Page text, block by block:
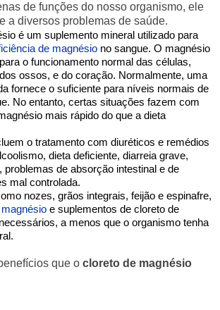
de funções do nosso organismo, ele
a diversos problemas de saúde.
é um suplemento mineral utilizado para
de magnésio no sangue. O magnésio
o funcionamento normal das células,
ossos, e do coração. Normalmente, uma
fornece o suficiente para níveis normais de
No entanto, certas situações fazem com
mais rápido do que a dieta
o tratamento com diuréticos e remédios
dieta deficiente, diarreia grave,
problemas de absorção intestinal e de
mal controlada.
nozes, grãos integrais, feijão e espinafre,
e suplementos de cloreto de
a menos que o organismo tenha
que o cloreto de magnésio